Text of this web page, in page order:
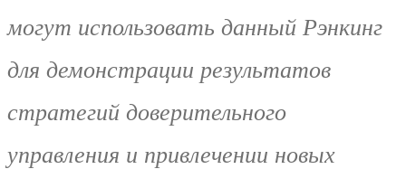
могут использовать данный Рэнкинг
для демонстрации результатов
стратегий доверительного
управления и привлечении новых